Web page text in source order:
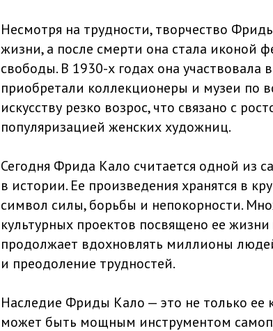
Несмотря на трудности, творчество
жизни, а после смерти она стала иконой
свободы. В 1930-х годах она участвовала
приобретали коллекционеры и музеи по
искусству резко возрос, что связано с
популяризацией женских художниц.
Сегодня Фрида Кало считается одной
в истории. Ее произведения хранятся в
символ силы, борьбы и непокорности.
культурных проектов посвящено ее жизни
продолжает вдохновлять миллионы
и преодоление трудностей.
Наследие Фриды Кало — это не только ее
может быть мощным инструментом